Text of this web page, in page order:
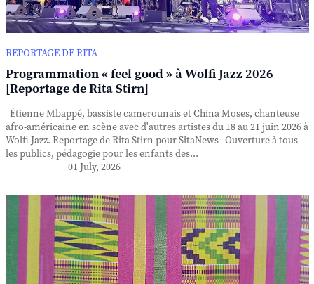
REPORTAGE DE RITA
Programmation « feel good » à Wolfi Jazz 2026
[Reportage de Rita Stirn]
Étienne Mbappé, bassiste camerounais et China Moses, chanteuse
afro-américaine en scène avec d'autres artistes du 18 au 21 juin 2026 à
Wolfi Jazz. Reportage de Rita Stirn pour SitaNews Ouverture à tous
les publics, pédagogie pour les enfants des...
01 July, 2026